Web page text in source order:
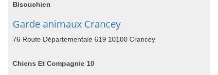
Bisouchien
Garde animaux Crancey
76 Route Départementale 619 10100 Crancey
Chiens Et Compagnie 10